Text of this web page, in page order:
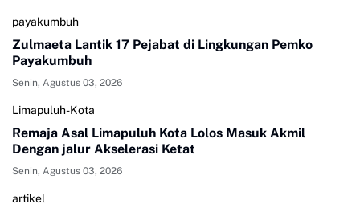
payakumbuh
Zulmaeta Lantik 17 Pejabat di Lingkungan Pemko
Payakumbuh
Senin, Agustus 03, 2026
Limapuluh-Kota
Remaja Asal Limapuluh Kota Lolos Masuk Akmil
Dengan jalur Akselerasi Ketat
Senin, Agustus 03, 2026
artikel